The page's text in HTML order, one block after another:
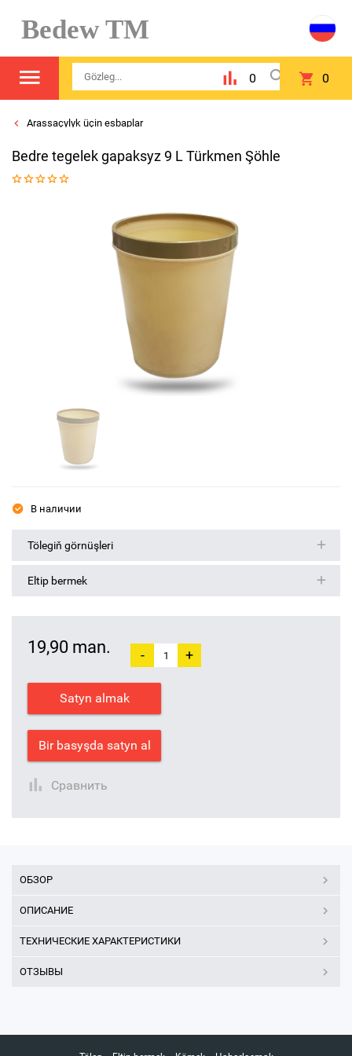
Bedew TM
0 0
Arassaçylyk üçin esbaplar
Bedre tegelek gapaksyz 9 L Türkmen Şöhle
В наличии
Tölegiň görnüşleri
Eltip bermek
19,90 man. - +
Satyn almak
Bir basyşda satyn al
Сравнить
ОБЗОР
ОПИСАНИЕ
ТЕХНИЧЕСКИЕ ХАРАКТЕРИСТИКИ
ОТЗЫВЫ